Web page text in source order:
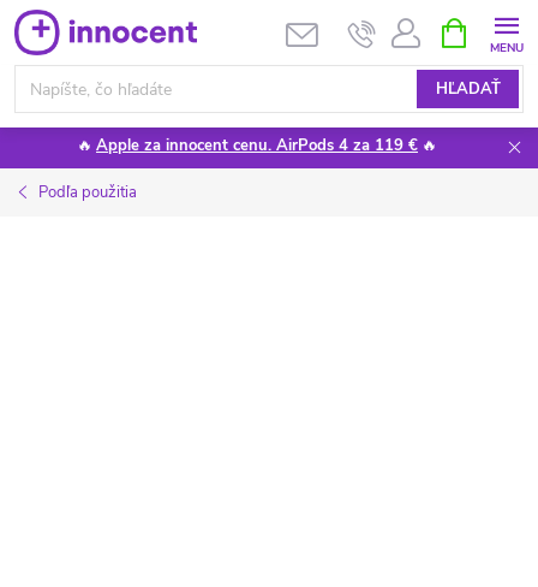
Prejsť
na
obsah
HĽADAŤ
KOŠÍK
🔥 Apple za innocent cenu. AirPods 4 za 119 € 🔥
Podľa použitia